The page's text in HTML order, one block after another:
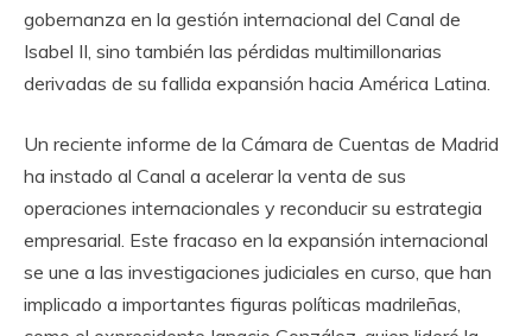
gobernanza en la gestión internacional del Canal de
Isabel II, sino también las pérdidas multimillonarias
derivadas de su fallida expansión hacia América Latina.
Un reciente informe de la Cámara de Cuentas de Madrid
ha instado al Canal a acelerar la venta de sus
operaciones internacionales y reconducir su estrategia
empresarial. Este fracaso en la expansión internacional
se une a las investigaciones judiciales en curso, que han
implicado a importantes figuras políticas madrileñas,